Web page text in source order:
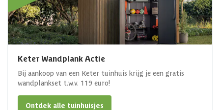
Keter Wandplank Actie
Bij aankoop van een Keter tuinhuis krijg je een gratis
wandplankset t.w.v. 119 euro!
Ontdek alle tuinhuisjes